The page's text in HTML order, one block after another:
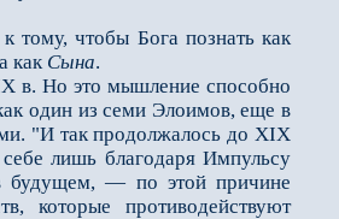
тому, чтобы Бога познать как
как Сына.
в. Но это мышление способно
один из семи Элоимов, ещe в
"И так продолжалось до XIX
лишь благодаря Импульсу
будущем, — по этой причине
которые противодействуют